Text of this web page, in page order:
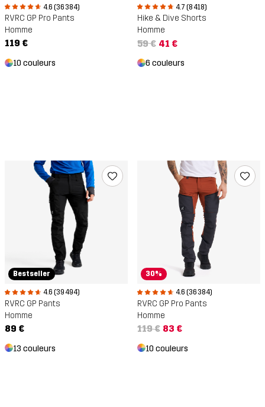
4.6 (36 384)
RVRC GP Pro Pants
Homme
119 €
10 couleurs
4.7 (8 418)
Hike & Dive Shorts
Homme
59 € 41 €
6 couleurs
Bestseller
4.6 (39 494)
RVRC GP Pants
Homme
89 €
13 couleurs
30%
4.6 (36 384)
RVRC GP Pro Pants
Homme
119 € 83 €
10 couleurs